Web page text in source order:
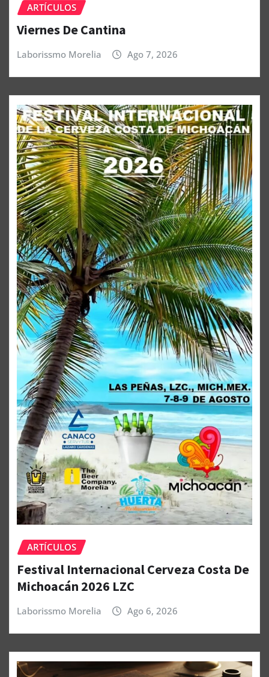
ARTÍCULOS
Viernes De Cantina
Laborissmo Morelia Ago 7, 2026
ARTÍCULOS
Festival Internacional Cerveza Costa De
Michoacán 2026 LZC
Laborissmo Morelia Ago 6, 2026